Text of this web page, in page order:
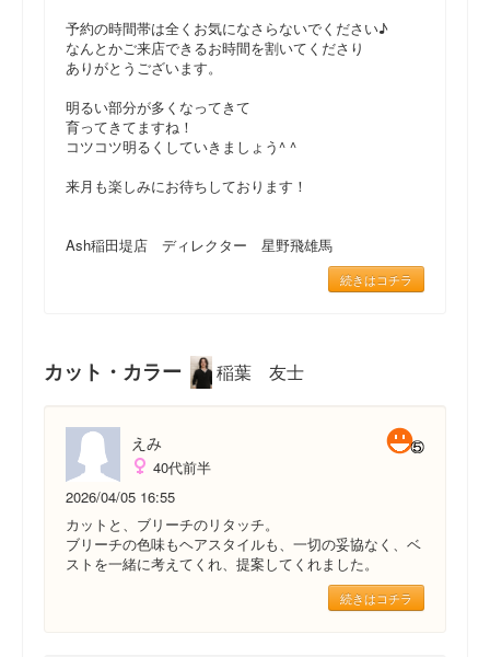
予約の時間帯は全くお気になさらないでください♪
なんとかご来店できるお時間を割いてくださり
ありがとうございます。
明るい部分が多くなってきて
育ってきてますね！
コツコツ明るくしていきましょう^ ^
来月も楽しみにお待ちしております！
Ash稲田堤店 ディレクター 星野飛雄馬
続きはコチラ
カット・カラー 稲葉 友士
えみ
40代前半
2026/04/05 16:55
カットと、ブリーチのリタッチ。
ブリーチの色味もヘアスタイルも、一切の妥協なく、ベ
ストを一緒に考えてくれ、提案してくれました。
続きはコチラ